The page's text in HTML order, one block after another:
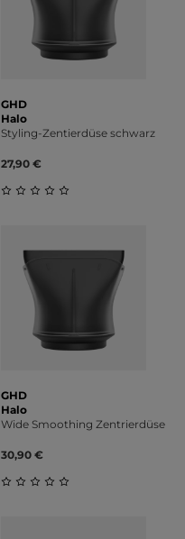
GHD
Halo
Styling-Zentierdüse schwarz
27,90 €
GHD
Halo
Wide Smoothing Zentrierdüse
30,90 €